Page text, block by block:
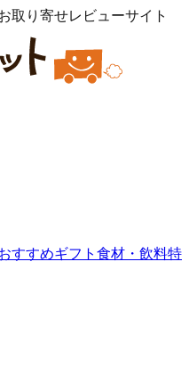
取り寄せレビューサイト
すすめギフト 食材・飲料特